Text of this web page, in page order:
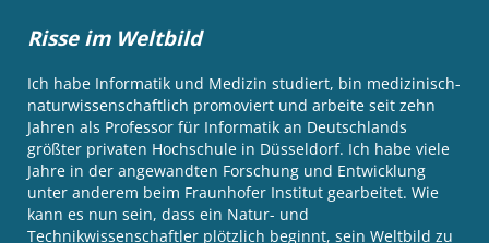
Risse im Weltbild
Ich habe Informatik und Medizin studiert, bin medizinisch-
naturwissenschaftlich promoviert und arbeite seit zehn
Jahren als Professor für Informatik an Deutschlands
größter privaten Hochschule in Düsseldorf. Ich habe viele
Jahre in der angewandten Forschung und Entwicklung
unter anderem beim Fraunhofer Institut gearbeitet. Wie
kann es nun sein, dass ein Natur- und
Technikwissenschaftler plötzlich beginnt, sein Weltbild zu